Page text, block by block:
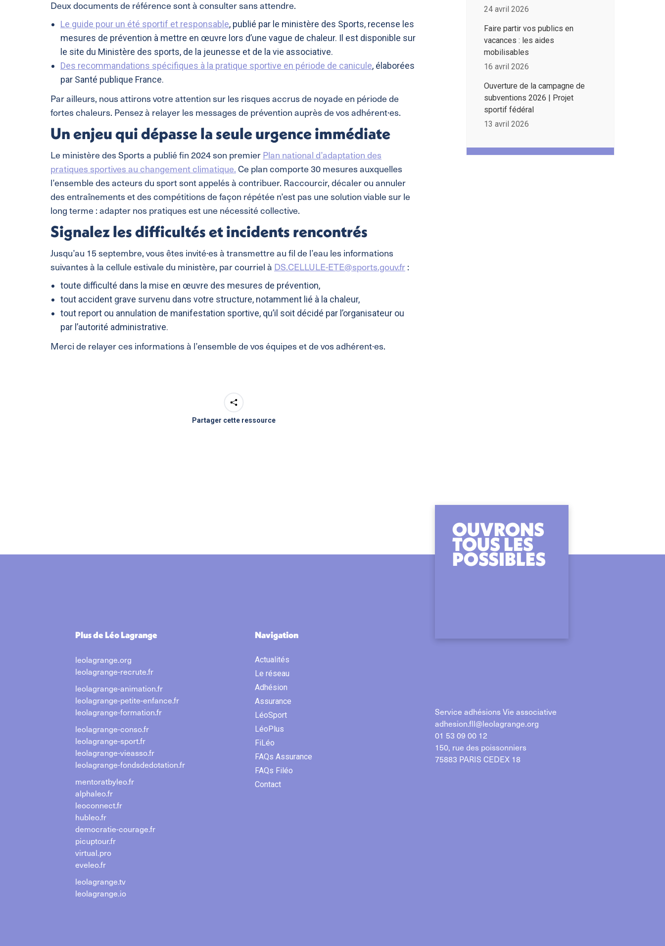
Deux documents de référence sont à consulter sans attendre.
Le guide pour un été sportif et responsable, publié par le ministère des Sports, recense les
mesures de prévention à mettre en œuvre lors d’une vague de chaleur. Il est disponible sur
le site du Ministère des sports, de la jeunesse et de la vie associative.
Des recommandations spécifiques à la pratique sportive en période de canicule, élaborées
par Santé publique France.
Par ailleurs, nous attirons votre attention sur les risques accrus de noyade en période de
fortes chaleurs. Pensez à relayer les messages de prévention auprès de vos adhérent·es.
Un enjeu qui dépasse la seule urgence immédiate
Le ministère des Sports a publié fin 2024 son premier Plan national d’adaptation des
pratiques sportives au changement climatique. Ce plan comporte 30 mesures auxquelles
l’ensemble des acteurs du sport sont appelés à contribuer. Raccourcir, décaler ou annuler
des entraînements et des compétitions de façon répétée n’est pas une solution viable sur le
long terme : adapter nos pratiques est une nécessité collective.
Signalez les difficultés et incidents rencontrés
Jusqu’au 15 septembre, vous êtes invité·es à transmettre au fil de l’eau les informations
suivantes à la cellule estivale du ministère, par courriel à DS.CELLULE-ETE@sports.gouv.fr :
toute difficulté dans la mise en œuvre des mesures de prévention,
tout accident grave survenu dans votre structure, notamment lié à la chaleur,
tout report ou annulation de manifestation sportive, qu’il soit décidé par l’organisateur ou
par l’autorité administrative.
Merci de relayer ces informations à l’ensemble de vos équipes et de vos adhérent·es.
Partager cette ressource
24 avril 2026
Faire partir vos publics en
vacances : les aides
mobilisables
16 avril 2026
Ouverture de la campagne de
subventions 2026 | Projet
sportif fédéral
13 avril 2026
Plus de Léo Lagrange
leolagrange.org
leolagrange-recrute.fr
leolagrange-animation.fr
leolagrange-petite-enfance.fr
leolagrange-formation.fr
leolagrange-conso.fr
leolagrange-sport.fr
leolagrange-vieasso.fr
leolagrange-fondsdedotation.fr
mentoratbyleo.fr
alphaleo.fr
leoconnect.fr
hubleo.fr
democratie-courage.fr
picuptour.fr
virtual.pro
eveleo.fr
leolagrange.tv
leolagrange.io
Navigation
Actualités
Le réseau
Adhésion
Assurance
LéoSport
LéoPlus
FiLéo
FAQs Assurance
FAQs Filéo
Contact
OUVRONS
TOUS LES
POSSIBLES
Service adhésions Vie associative
adhesion.fll@leolagrange.org
01 53 09 00 12
150, rue des poissonniers
75883 PARIS CEDEX 18